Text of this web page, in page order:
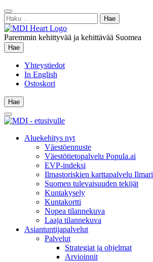
Siirry
sisältöön
Sulje
hae
Haku:
Paremmin kehittyvää ja kehittävää Suomea
Hae
Hae
Yhteystiedot
In English
Ostoskori
Hae
Hae
Main
Menu
Aluekehitys nyt
Väestöennuste
Väestötietopalvelu Popula.ai
EVP-indeksi
Ilmastoriskien karttapalvelu Ilmari
Suomen tulevaisuuden tekijät
Kuntakysely
Kuntakortti
Nopea tilannekuva
Laaja tilannekuva
Asiantuntijapalvelut
Palvelut
Strategiat ja ohjelmat
Arvioinnit